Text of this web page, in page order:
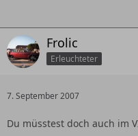
Frolic
Erleuchteter
7. September 2007
Du müsstest doch auch im